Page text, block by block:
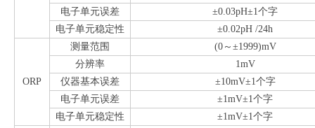
电子单元误差
±0.03pH±1个字
电子单元稳定性
±0.02pH /24h
ORP
测量范围
(0～±1999)mV
分辨率
1mV
仪器基本误差
±10mV±1个字
电子单元误差
±1mV±1个字
电子单元稳定性
±1mV±1个字